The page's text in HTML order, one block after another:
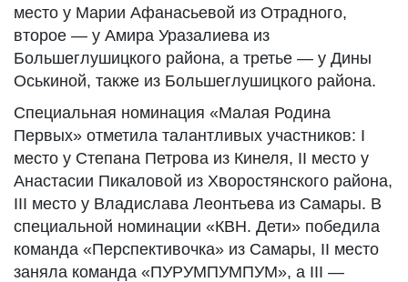
место у Марии Афанасьевой из Отрадного,
второе — у Амира Уразалиева из
Большеглушицкого района, а третье — у Дины
Оськиной, также из Большеглушицкого района.
Специальная номинация «Малая Родина
Первых» отметила талантливых участников: I
место у Степана Петрова из Кинеля, II место у
Анастасии Пикаловой из Хворостянского района,
III место у Владислава Леонтьева из Самары. В
специальной номинации «КВН. Дети» победила
команда «Перспективочка» из Самары, II место
заняла команда «ПУРУМПУМПУМ», а III —